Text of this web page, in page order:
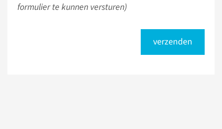
formulier te kunnen versturen)
verzenden